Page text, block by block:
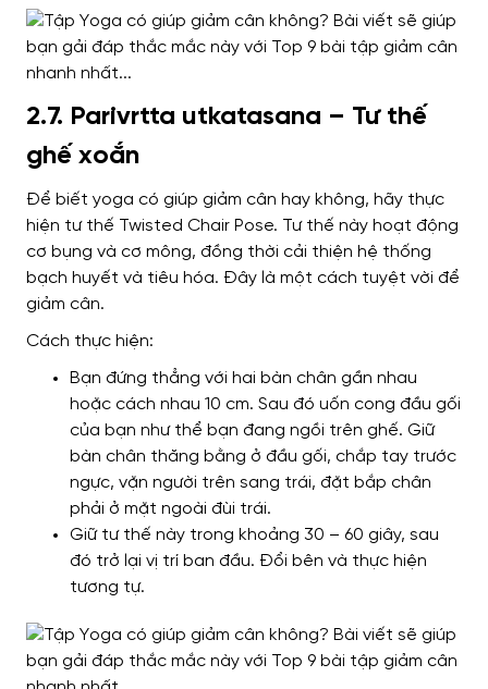
2.7. Parivrtta utkatasana – Tư thế
ghế xoắn
Để biết yoga có giúp giảm cân hay không, hãy thực
hiện tư thế Twisted Chair Pose. Tư thế này hoạt động
cơ bụng và cơ mông, đồng thời cải thiện hệ thống
bạch huyết và tiêu hóa. Đây là một cách tuyệt vời để
giảm cân.
Cách thực hiện:
Bạn đứng thẳng với hai bàn chân gần nhau
hoặc cách nhau 10 cm. Sau đó uốn cong đầu gối
của bạn như thể bạn đang ngồi trên ghế. Giữ
bàn chân thăng bằng ở đầu gối, chắp tay trước
ngực, vặn người trên sang trái, đặt bắp chân
phải ở mặt ngoài đùi trái.
Giữ tư thế này trong khoảng 30 – 60 giây, sau
đó trở lại vị trí ban đầu. Đổi bên và thực hiện
tương tự.